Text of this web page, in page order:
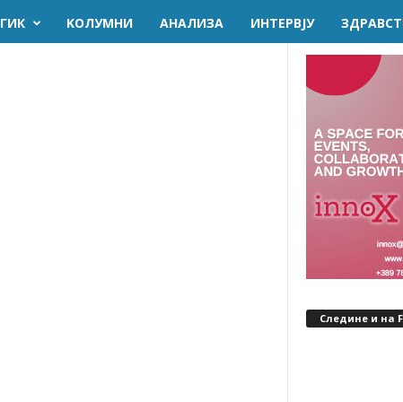
ГИК KОЛУМНИ AНАЛИЗА ИНТЕРВЈУ
Следине и на